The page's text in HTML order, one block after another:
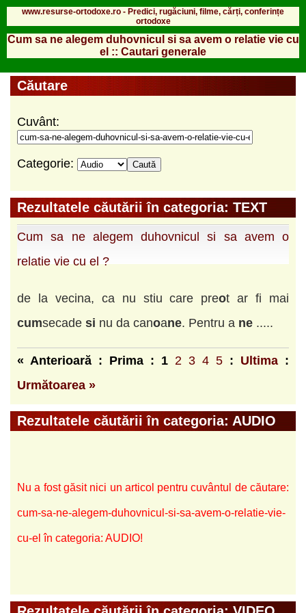
www.resurse-ortodoxe.ro - Predici, rugăciuni, filme, cărți, conferințe
ortodoxe
Cum sa ne alegem duhovnicul si sa avem o relatie vie cu
el :: Cautari generale
Căutare
Cuvânt:
Categorie:
Rezultatele căutării în categoria: TEXT
Cum sa ne alegem duhovnicul si sa avem o
relatie vie cu el ?
de la vecina, ca nu stiu care preot ar fi mai
cumsecade si nu da canoane. Pentru a ne .....
« Anterioară : Prima : 1 2 3 4 5 : Ultima :
Următoarea »
Rezultatele căutării în categoria: AUDIO
Nu a fost găsit nici un articol pentru cuvântul de căutare:
cum-sa-ne-alegem-duhovnicul-si-sa-avem-o-relatie-vie-
cu-el în categoria: AUDIO!